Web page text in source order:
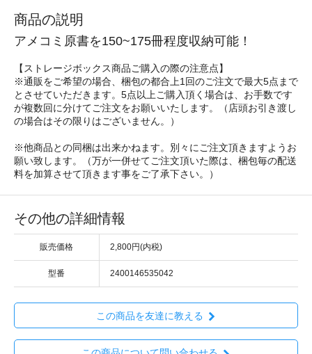
商品の説明
アメコミ原書を150~175冊程度収納可能！
【ストレージボックス商品ご購入の際の注意点】
※通販をご希望の場合、梱包の都合上1回のご注文で最大5点まで
とさせていただきます。5点以上ご購入頂く場合は、お手数です
が複数回に分けてご注文をお願いいたします。（店頭お引き渡し
の場合はその限りはございません。）
※他商品との同梱は出来かねます。別々にご注文頂きますようお
願い致します。（万が一併せてご注文頂いた際は、梱包毎の配送
料を加算させて頂きます事をご了承下さい。）
その他の詳細情報
販売価格 2,800円(内税)
型番 2400146535042
この商品を友達に教える